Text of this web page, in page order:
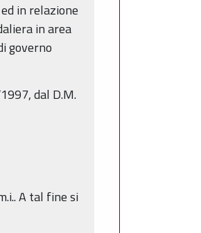
in relazione
in area
governo
dal D.M.
A tal fine si